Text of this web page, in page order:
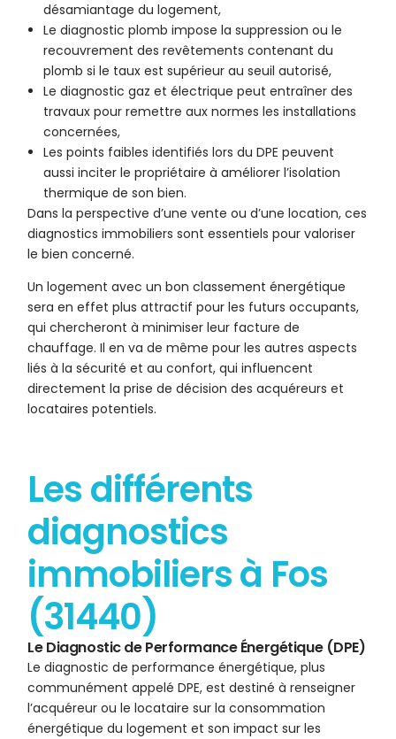
désamiantage du logement,
Le diagnostic plomb impose la suppression ou le
recouvrement des revêtements contenant du
plomb si le taux est supérieur au seuil autorisé,
Le diagnostic gaz et électrique peut entraîner des
travaux pour remettre aux normes les installations
concernées,
Les points faibles identifiés lors du DPE peuvent
aussi inciter le propriétaire à améliorer l’isolation
thermique de son bien.
Dans la perspective d’une vente ou d’une location, ces
diagnostics immobiliers sont essentiels pour valoriser
le bien concerné.
Un logement avec un bon classement énergétique
sera en effet plus attractif pour les futurs occupants,
qui chercheront à minimiser leur facture de
chauffage. Il en va de même pour les autres aspects
liés à la sécurité et au confort, qui influencent
directement la prise de décision des acquéreurs et
locataires potentiels.
Les différents
diagnostics
immobiliers à Fos
(31440)
Le Diagnostic de Performance Énergétique (DPE)
Le diagnostic de performance énergétique, plus
communément appelé DPE, est destiné à renseigner
l’acquéreur ou le locataire sur la consommation
énergétique du logement et son impact sur les